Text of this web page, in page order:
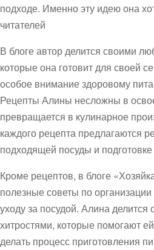
подходе. Именно эту идею она
читателей
В блоге автор делится своими
которые она готовит для своей
особое внимание здоровому
Рецепты Алины несложны в
превращается в кулинарное
каждого рецепта предлагаются
подходящей посуды и
Кроме рецептов, в блоге
полезные советы по
уходу за посудой. Алина
хитростями, которые помогают
делать процесс приготовления